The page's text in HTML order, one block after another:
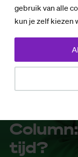
gebruik van alle
kun je zelf kiezen
tijd?